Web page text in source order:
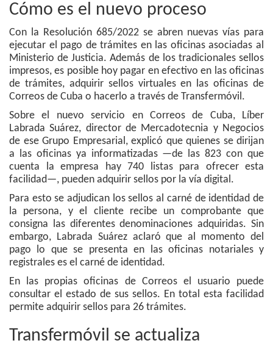
Cómo es el nuevo proceso
Con la Resolución 685/2022 se abren nuevas vías para
ejecutar el pago de trámites en las oficinas asociadas al
Ministerio de Justicia. Además de los tradicionales sellos
impresos, es posible hoy pagar en efectivo en las oficinas
de trámites, adquirir sellos virtuales en las oficinas de
Correos de Cuba o hacerlo a través de Transfermóvil.
Sobre el nuevo servicio en Correos de Cuba, Líber
Labrada Suárez, director de Mercadotecnia y Negocios
de ese Grupo Empresarial, explicó que quienes se dirijan
a las oficinas ya informatizadas —de las 823 con que
cuenta la empresa hay 740 listas para ofrecer esta
facilidad—, pueden adquirir sellos por la vía digital.
Para esto se adjudican los sellos al carné de identidad de
la persona, y el cliente recibe un comprobante que
consigna las diferentes denominaciones adquiridas. Sin
embargo, Labrada Suárez aclaró que al momento del
pago lo que se presenta en las oficinas notariales y
registrales es el carné de identidad.
En las propias oficinas de Correos el usuario puede
consultar el estado de sus sellos. En total esta facilidad
permite adquirir sellos para 26 trámites.
Transfermóvil se actualiza